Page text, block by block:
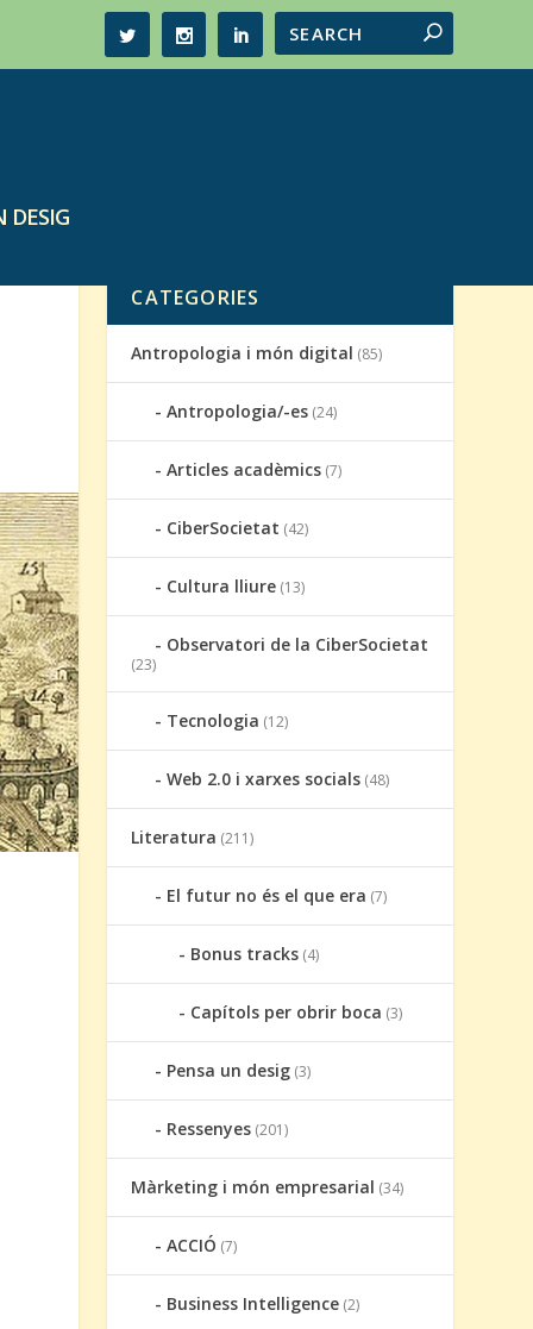
DESIG
CATEGORIES
Antropologia i món digital (85)
Antropologia/-es (24)
Articles acadèmics (7)
CiberSocietat (42)
Cultura lliure (13)
Observatori de la CiberSocietat
(23)
Tecnologia (12)
Web 2.0 i xarxes socials (48)
Literatura (211)
El futur no és el que era (7)
Bonus tracks (4)
Capítols per obrir boca (3)
Pensa un desig (3)
Ressenyes (201)
Màrketing i món empresarial (34)
ACCIÓ (7)
Business Intelligence (2)